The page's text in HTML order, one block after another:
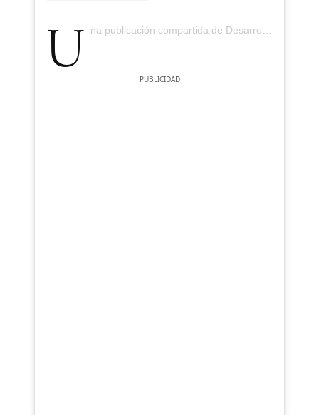
Una publicación compartida de Desarrolla (@desarrolla_)